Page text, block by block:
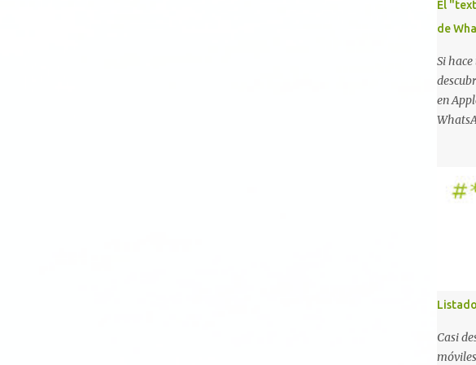
El
de
Si
en
que la
y
las
no
Casi